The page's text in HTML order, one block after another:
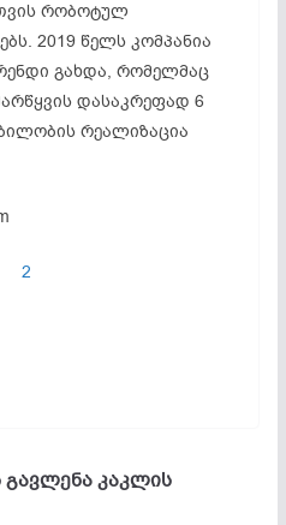
რობოტულ
2019 წელს კომპანია
გახდა, რომელმაც
დასაკრეფად 6
რეალიზაცია
კაკლის